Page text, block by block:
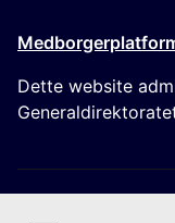
Dette website